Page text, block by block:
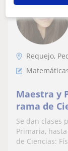
Requejo,
Maestra y
rama de
Se dan clases
Primaria,
de Ciencias: